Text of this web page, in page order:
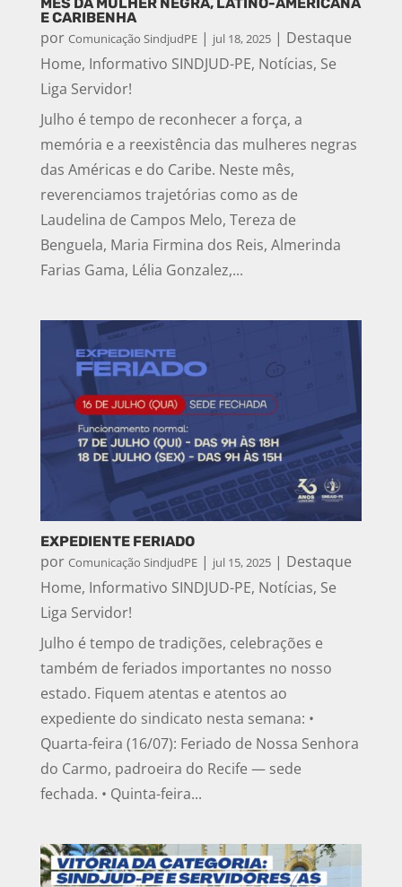
E CARIBENHA
por Comunicação SindjudPE| jul 18, 2025| Destaque
Home, Informativo SINDJUD-PE, Notícias, Se
Liga Servidor!
Julho é tempo de reconhecer a força, a
memória e a reexistência das mulheres negras
das Américas e do Caribe. Neste mês,
reverenciamos trajetórias como as de
Laudelina de Campos Melo, Tereza de
Benguela, Maria Firmina dos Reis, Almerinda
Farias Gama, Lélia Gonzalez,...
EXPEDIENTE FERIADO
por Comunicação SindjudPE| jul 15, 2025| Destaque
Home, Informativo SINDJUD-PE, Notícias, Se
Liga Servidor!
Julho é tempo de tradições, celebrações e
também de feriados importantes no nosso
estado. Fiquem atentas e atentos ao
expediente do sindicato nesta semana: •
Quarta-feira (16/07): Feriado de Nossa Senhora
do Carmo, padroeira do Recife — sede
fechada. • Quinta-feira...